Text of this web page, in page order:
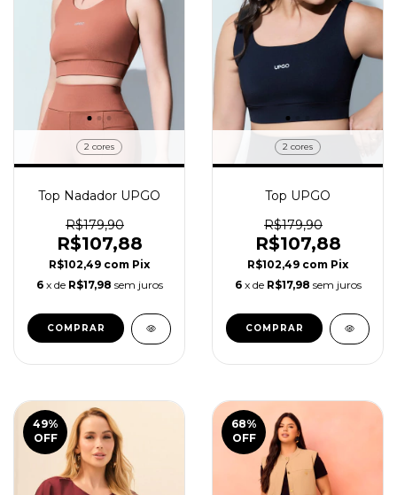
2 cores
Top Nadador UPGO
R$179,90
R$107,88
R$102,49 com Pix
6 x de R$17,98 sem juros
COMPRAR
2 cores
Top UPGO
R$179,90
R$107,88
R$102,49 com Pix
6 x de R$17,98 sem juros
COMPRAR
49%
OFF
68%
OFF